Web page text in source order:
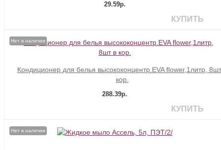
29.59р.
КУПИТЬ
Нет в наличии
Кондиционер для белья высококонцентр.EVA flower,1литр,
кор.
288.39р.
КУПИТЬ
Нет в наличии